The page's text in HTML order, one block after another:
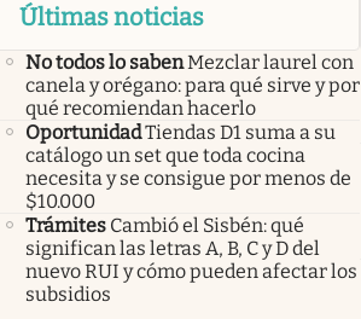
Últimas noticias
No todos lo sabenMezclar laurel con
canela y orégano: para qué sirve y por
qué recomiendan hacerlo
OportunidadTiendas D1 suma a su
catálogo un set que toda cocina
necesita y se consigue por menos de
$10.000
Trámites Cambió el Sisbén: qué
significan las letras A, B, C y D del
nuevo RUI y cómo pueden afectar los
subsidios